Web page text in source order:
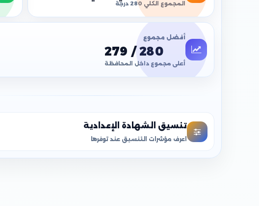
المجموع الكلي 280 درجة
أفضل مجموع
279 / 280
أعلى مجموع داخل المحافظة
تنسيق الشهادة الإعدادية
اعرف مؤشرات التنسيق عند توفرها